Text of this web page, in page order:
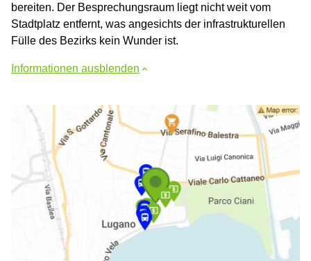
bereiten. Der Besprechungsraum liegt nicht weit vom
Stadtplatz entfernt, was angesichts der infrastrukturellen
Fülle des Bezirks kein Wunder ist.
Informationen ausblenden